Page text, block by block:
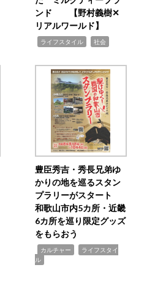
ンド 【野村義樹✕
リアルワールド】
ライフスタイル 社会
豊臣秀吉・秀長兄弟ゆ
かりの地を巡るスタン
プラリーがスタート
和歌山市内5カ所・近畿
6カ所を巡り限定グッズ
をもらおう
カルチャー
ライフスタイ
ル